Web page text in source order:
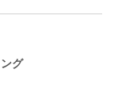
グ